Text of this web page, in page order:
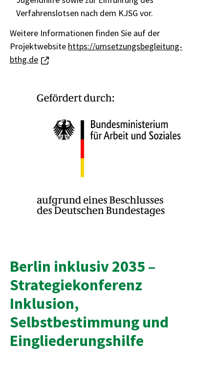
Verfahrenslotsen nach dem KJSG vor.
Weitere Informationen finden Sie auf der
Projektwebsite https://umsetzungsbegleitung-
bthg.de
Berlin inklusiv 2035 –
Strategiekonferenz
Inklusion,
Selbstbestimmung und
Eingliederungshilfe